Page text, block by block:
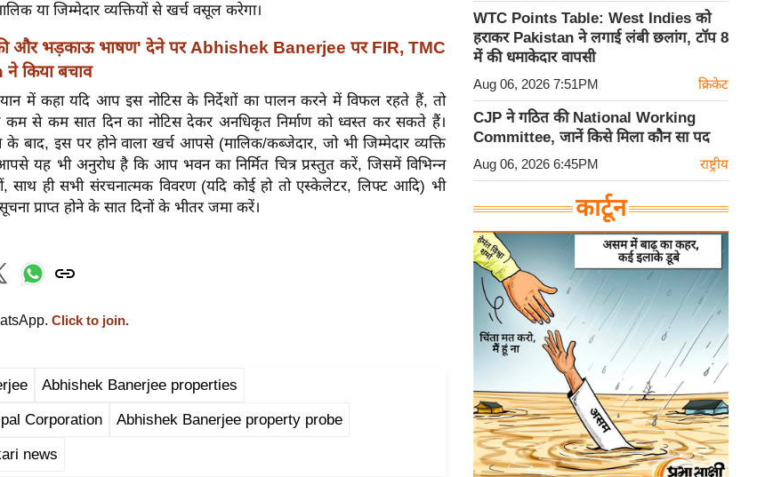
या जिम्मेदार व्यक्तियों से खर्च वसूल करेगा।
और भड़काऊ भाषण' देने पर Abhishek Banerjee पर FIR, TMC
किया बचाव
में कहा यदि आप इस नोटिस के निर्देशों का पालन करने में विफल रहते हैं, तो
से कम सात दिन का नोटिस देकर अनधिकृत निर्माण को ध्वस्त कर सकते हैं।
के बाद, इस पर होने वाला खर्च आपसे (मालिक/कब्जेदार, जो भी जिम्मेदार व्यक्ति
यह भी अनुरोध है कि आप भवन का निर्मित चित्र प्रस्तुत करें, जिसमें विभिन्न
साथ ही सभी संरचनात्मक विवरण (यदि कोई हो तो एस्केलेटर, लिफ्ट आदि) भी
प्राप्त होने के सात दिनों के भीतर जमा करें।
Click to join.
Abhishek Banerjee properties
Corporation Abhishek Banerjee property probe
news
WTC Points Table: West Indies को
हराकर Pakistan ने लगाई लंबी छलांग, टॉप 8
में की धमाकेदार वापसी
Aug 06, 2026 7:51PM क्रिकेट
CJP ने गठित की National Working
Committee, जानें किसे मिला कौन सा पद
Aug 06, 2026 6:45PM राष्ट्रीय
कार्टून